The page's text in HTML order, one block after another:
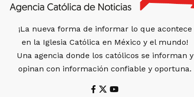
¡La nueva forma de informar lo que acontece
en la Iglesia Católica en México y el mundo!
Una agencia donde los católicos se informan y
opinan con información confiable y oportuna.